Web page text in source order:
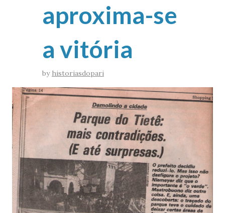
aproxima-se
a vitória
by historiasdopari